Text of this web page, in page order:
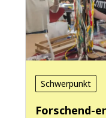
Schwerpunkt
Forschend-